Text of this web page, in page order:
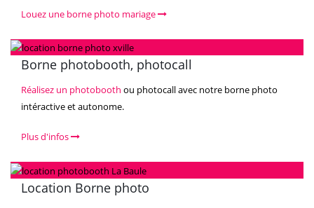
Louez une borne photo mariage
Borne photobooth, photocall
Réalisez un photobooth ou photocall avec notre borne photo
intéractive et autonome.
Plus d'infos
Location Borne photo